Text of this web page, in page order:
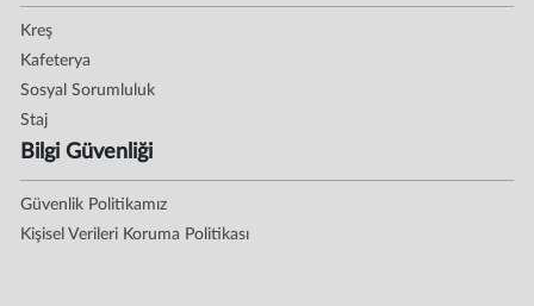
Kreş
Kafeterya
Sosyal Sorumluluk
Staj
Bilgi Güvenliği
Güvenlik Politikamız
Kişisel Verileri Koruma Politikası